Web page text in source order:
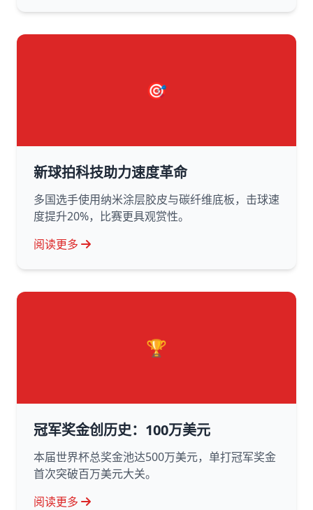
🎯
新球拍科技助力速度革命
多国选手使用纳米涂层胶皮与碳纤维底板，击球速
度提升20%，比赛更具观赏性。
阅读更多
🏆
冠军奖金创历史：100万美元
本届世界杯总奖金池达500万美元，单打冠军奖金
首次突破百万美元大关。
阅读更多